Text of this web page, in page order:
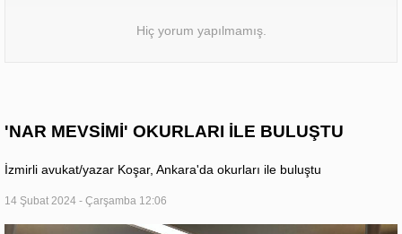
Hiç yorum yapılmamış.
'NAR MEVSİMİ' OKURLARI İLE BULUŞTU
İzmirli avukat/yazar Koşar, Ankara'da okurları ile buluştu
14 Şubat 2024 - Çarşamba 12:06